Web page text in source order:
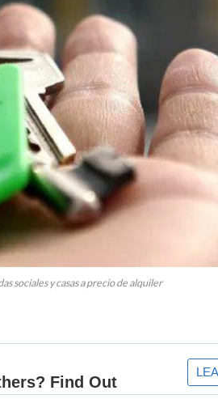
sociales y casas a precio de alquiler